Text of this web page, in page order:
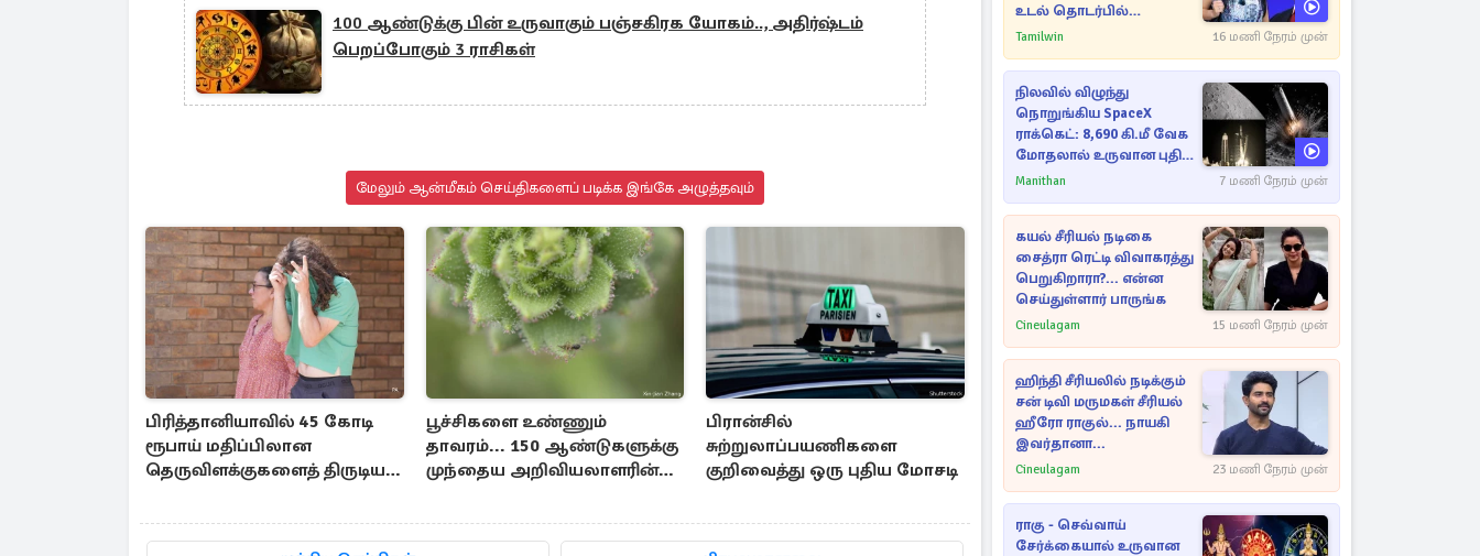
100 ஆண்டுக்கு பின் உருவாகும் பஞ்சகிரக யோகம்.., அதிர்ஷ்டம்
பெறப்போகும் 3 ராசிகள்
மேலும் ஆன்மீகம் செய்திகளைப் படிக்க இங்கே அழுத்தவும்
பிரித்தானியாவில் 45 கோடி
ரூபாய் மதிப்பிலான
தெருவிளக்குகளைத் திருடிய
பூச்சிகளை உண்ணும்
தாவரம்... 150 ஆண்டுகளுக்கு
முந்தைய அறிவியலாளரின்
பிரான்சில்
சுற்றுலாப்பயணிகளை
குறிவைத்து ஒரு புதிய மோசடி
உடல் தொடர்பில்
நீதிமன்றத்தில் வெளியான
Tamilwin 16 மணி நேரம் முன்
நிலவில் விழுந்து
நொறுங்கிய SpaceX
ராக்கெட்: 8,690 கி.மீ வேக
மோதலால் உருவான புதிய
பள்ளம்!
Manithan 7 மணி நேரம் முன்
கயல் சீரியல் நடிகை
சைத்ரா ரெட்டி விவாகரத்து
பெறுகிறாரா?... என்ன
செய்துள்ளார் பாருங்க
Cineulagam 15 மணி நேரம் முன்
ஹிந்தி சீரியலில் நடிக்கும்
சன் டிவி மருமகள் சீரியல்
ஹீரோ ராகுல்... நாயகி
இவர்தானா...
Cineulagam 23 மணி நேரம் முன்
ராகு - செவ்வாய்
சேர்க்கையால் உருவான